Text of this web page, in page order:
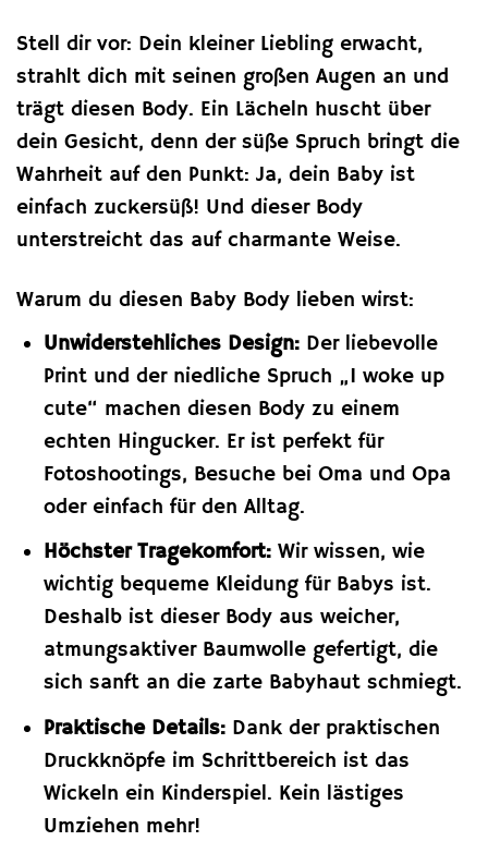
Stell dir vor: Dein kleiner Liebling erwacht,
strahlt dich mit seinen großen Augen an und
trägt diesen Body. Ein Lächeln huscht über
dein Gesicht, denn der süße Spruch bringt die
Wahrheit auf den Punkt: Ja, dein Baby ist
einfach zuckersüß! Und dieser Body
unterstreicht das auf charmante Weise.
Warum du diesen Baby Body lieben wirst:
Unwiderstehliches Design:Der liebevolle
Print und der niedliche Spruch „I woke up
cute“ machen diesen Body zu einem
echten Hingucker. Er ist perfekt für
Fotoshootings, Besuche bei Oma und Opa
oder einfach für den Alltag.
Höchster Tragekomfort:Wir wissen, wie
wichtig bequeme Kleidung für Babys ist.
Deshalb ist dieser Body aus weicher,
atmungsaktiver Baumwolle gefertigt, die
sich sanft an die zarte Babyhaut schmiegt.
Praktische Details:Dank der praktischen
Druckknöpfe im Schrittbereich ist das
Wickeln ein Kinderspiel. Kein lästiges
Umziehen mehr!